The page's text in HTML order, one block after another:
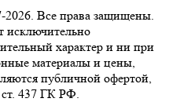
Все права защищены.
исключительно
характер и ни при
материалы и цены,
публичной офертой,
437 ГК РФ.